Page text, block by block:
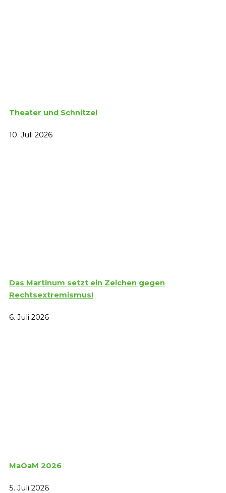
Theater und Schnitzel
10. Juli 2026
Das Martinum setzt ein Zeichen gegen
Rechtsextremismus!
6. Juli 2026
MaOaM 2026
5. Juli 2026